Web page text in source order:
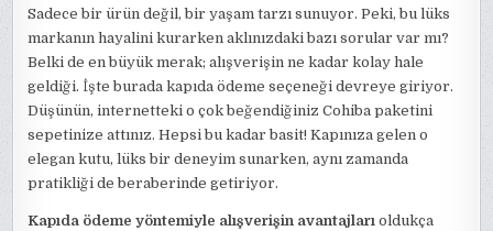
Sadece bir ürün değil, bir yaşam tarzı sunuyor. Peki, bu lüks
markanın hayalini kurarken aklınızdaki bazı sorular var mı?
Belki de en büyük merak; alışverişin ne kadar kolay hale
geldiği. İşte burada kapıda ödeme seçeneği devreye giriyor.
Düşünün, internetteki o çok beğendiğiniz Cohiba paketini
sepetinize attınız. Hepsi bu kadar basit! Kapınıza gelen o
elegan kutu, lüks bir deneyim sunarken, aynı zamanda
pratikliği de beraberinde getiriyor.
Kapıda ödeme yöntemiyle alışverişin avantajları oldukça